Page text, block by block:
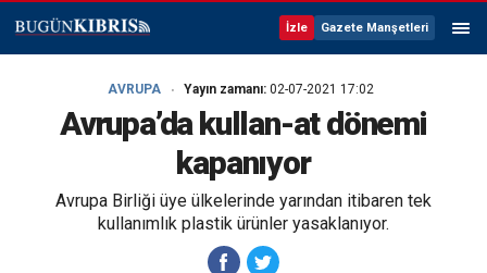
İzle Gazete Manşetleri
AVRUPA Yayın zamanı: 02-07-2021 17:02
Avrupa’da kullan-at dönemi
kapanıyor
Avrupa Birliği üye ülkelerinde yarından itibaren tek
kullanımlık plastik ürünler yasaklanıyor.